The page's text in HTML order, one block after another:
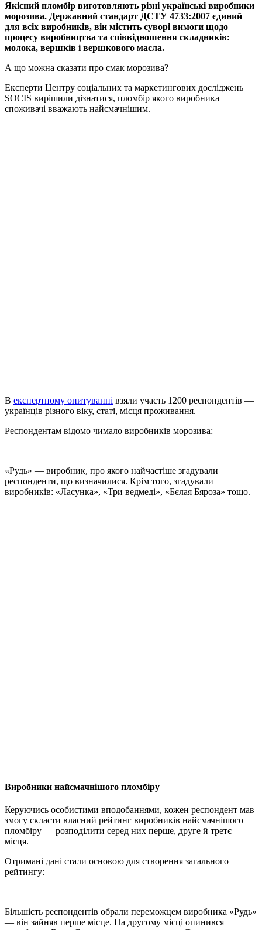
Якісний пломбір виготовляють різні українські виробники
морозива. Державний стандарт ДСТУ 4733:2007 єдиний
для всіх виробників, він містить суворі вимоги щодо
процесу виробництва та співвідношення складників:
молока, вершків і вершкового масла.
А що можна сказати про смак морозива?
Експерти Центру соціальних та маркетингових досліджень
SOCIS вирішили дізнатися, пломбір якого виробника
споживачі вважають найсмачнішим.
В експертному опитуванні взяли участь 1200 респондентів —
українців різного віку, статі, місця проживання.
Респондентам відомо чимало виробників морозива:
«Рудь» — виробник, про якого найчастіше згадували
респонденти, що визначилися. Крім того, згадували
виробників: «Ласунка», «Три ведмеді», «Бєлая Бяроза» тощо.
Виробники найсмачнішого пломбіру
Керуючись особистими вподобаннями, кожен респондент мав
змогу скласти власний рейтинг виробників найсмачнішого
пломбіру — розподілити серед них перше, друге й третє
місця.
Отримані дані стали основою для створення загального
рейтингу:
Більшість респондентів обрали переможцем виробника «Рудь»
— він зайняв перше місце. На другому місці опинився